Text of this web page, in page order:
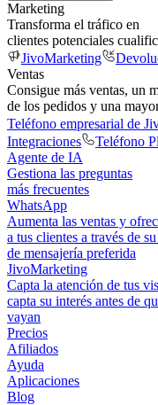
Marketing
Transforma el tráfico en
clientes potenciales
JivoMarketing
Ventas
Consigue más ventas, un
de los pedidos y una
Teléfono empresarial de
Integraciones
Teléfono
Agente de IA
Gestiona las preguntas
más frecuentes
WhatsApp
Aumenta las ventas y
a tus clientes a través de
de mensajería preferida
JivoMarketing
Capta la atención de tus
capta su interés antes de
vayan
Precios
Afiliados
Ayuda
Aplicaciones
Blog